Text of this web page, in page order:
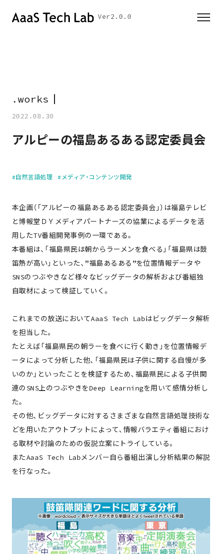
Ver2.0.0
.works
2022.08.30
アルピーの福島あるある認定委員会
#自然言語処理 #メディア・コンテンツ開発
本企画（「アルピーの福島あるある認定委員会」）は福島テレビ
と博報堂ＤＹメディアパートナーズの協業によるデータを活
用したTV番組開発事例の一環である。
本番組は、「福島県民は朝からラーメンを食べる」「福島県は鼓
笛熱が高い」といった、”福島あるある”を位置情報データや
SNSのつぶやきなど様々なビッグデータの解析および番組独
自取材によって検証していく。
これまでの放送においてAaaS Tech Labはビッグデータ解析
を担当した。
たとえば「福島県民の朝ラーを食べに行く動き」を位置情報デ
ータによって分析した他、「福島県民は子供に関する自慢が多
いのか」といったことを検証するため、福島県民による子供関
連のSNS上のつぶやきをDeep Learningを用いて感情分析し
た。
その他、ビッグデータに対するさまざまな自然言語処理技術な
どを用いたアウトプットによって、情報バラエティ番組におけ
る取材や討論のための仮説立案にトライしている。
またAaaS Tech Labメンバー自ら番組出演し分析結果の解説
を行なった。